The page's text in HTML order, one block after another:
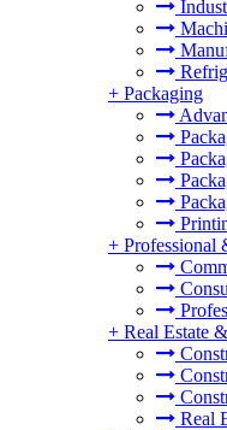
+ Packaging
+ Professional
+ Real Estate
Real